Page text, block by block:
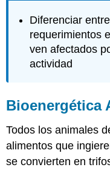
Diferenciar
requerimientos
ven afectados
actividad
Bioenergética
Todos los animales
alimentos que
se convierten en